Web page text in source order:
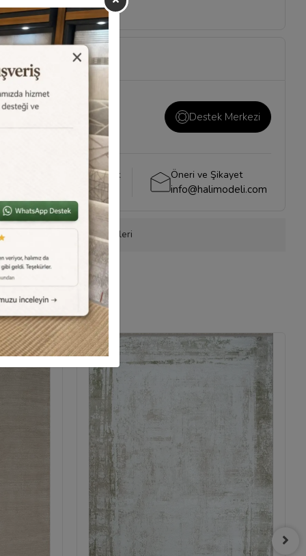
önemli konuların
Destek Merkezi
Whatsapp Destek
0540 001 51 51
Öneri ve Şikayet
info@halimodeli.com
Sipariş Ürün Önerileri